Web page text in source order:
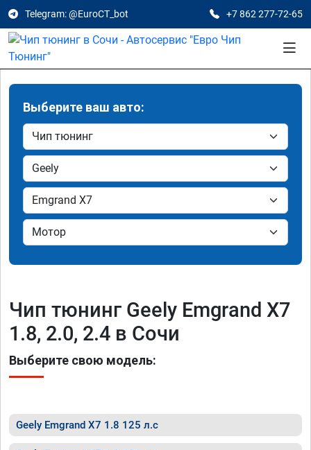
Telegram: @EuroCT_bot +7 862 277-72-65
Выберите ваш авто:
Чип тюнинг Geely Emgrand X7
1.8, 2.0, 2.4 в Сочи
Выберите свою модель:
Geely Emgrand X7 1.8 125 л.с